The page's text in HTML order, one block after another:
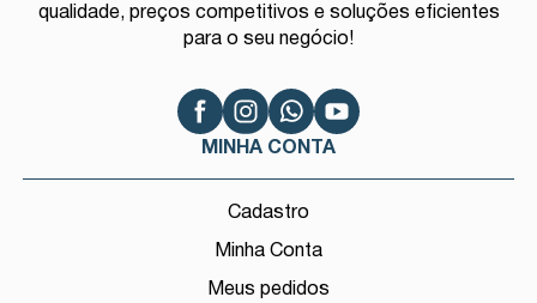
qualidade, preços competitivos e soluções eficientes
para o seu negócio!
MINHA CONTA
Cadastro
Minha Conta
Meus pedidos